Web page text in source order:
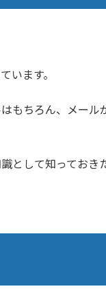
います。
もちろん、メール
として知っておき